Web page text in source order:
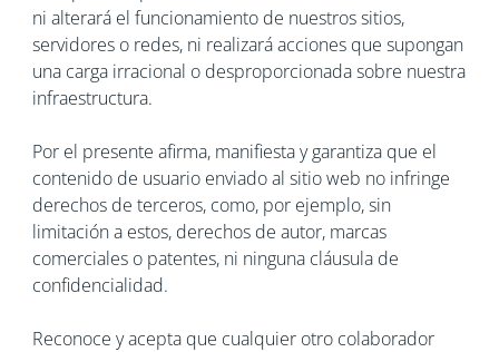
ni alterará el funcionamiento de nuestros sitios,
servidores o redes, ni realizará acciones que supongan
una carga irracional o desproporcionada sobre nuestra
infraestructura.
Por el presente afirma, manifiesta y garantiza que el
contenido de usuario enviado al sitio web no infringe
derechos de terceros, como, por ejemplo, sin
limitación a estos, derechos de autor, marcas
comerciales o patentes, ni ninguna cláusula de
confidencialidad.
Reconoce y acepta que cualquier otro colaborador